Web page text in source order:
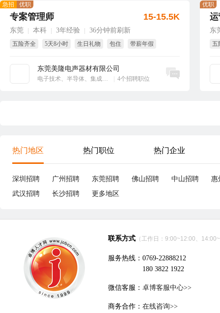
专案管理师
东莞 本科 3年经验 36分钟前刷新
五险齐全 5天8小时 生日礼物 包住 带薪年假
东莞美隆电声器材有限公司
电子技术、半导体、集成电路 4个招聘职位
急招 优职
15-15.5K
立即沟通
东
五
优职
热门地区 热门职位 热门企业
深圳招聘 广州招聘 东莞招聘 佛山招聘 中山招聘
惠
武汉招聘
长沙招聘 更多地区
联系方式 （工作日：9:00~12:00、
服务热线：0769-22888212
180 3822 1922
微信客服： 卓博客服中心>>
商务合作： 在线咨询>>